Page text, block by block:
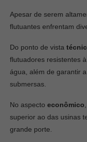
Apesar de serem
flutuantes enfrentam
Do ponto de vista
flutuadores resistentes
água, além de garantir
submersas.
No aspecto econômico
superior ao das usinas
grande porte.